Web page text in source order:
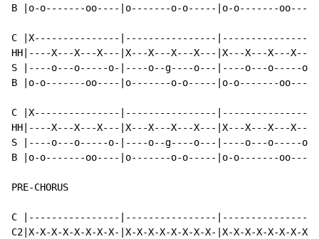
B |o-o-------oo----|o-------o-o-----|o-o-------
C |X---------------|----------------
HH|----X---X---X---|X---X---X---X---|X---X---X---
S |----o---o-----o-|----o--g----o---|----o---o-----
B |o-o-------oo----|o-------o-o-----|o-o-------
C |X---------------|----------------
HH|----X---X---X---|X---X---X---X---|X---X---X---
S |----o---o-----o-|----o--g----o---|----o---o-----o-
B |o-o-------oo----|o-------o-o-----|o-o-------oo----
PRE-CHORUS
C |----------------|----------------|----------------
C2|X-X-X-X-X-X-X-X-|X-X-X-X-X-X-X-X-|X-X-X-X-X-X-X-